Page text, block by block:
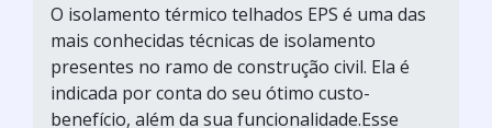
O isolamento térmico telhados EPS é uma das
mais conhecidas técnicas de isolamento
presentes no ramo de construção civil. Ela é
indicada por conta do seu ótimo custo-
benefício, além da sua funcionalidade.Esse